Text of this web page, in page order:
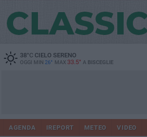
38°CCIELO SERENO
OGGI MIN 26° MAX 33.5° A BISCEGLIE
AGENDA IREPORT METEO VIDEO